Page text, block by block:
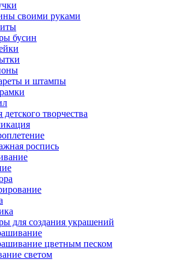
своими руками
бусин
и штампы
творчества
роспись
для создания украшений
цветным песком
светом